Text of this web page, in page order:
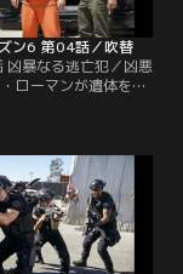
ン6 第04話／吹替
凶暴なる逃亡犯／凶悪
ローマンが遺体を埋
を案内するために刑
るが、仲間がヘリで
を開始する。ストリ
ーチ時代の仲間のミ
ロがLAのSWATに異
トリートは難色を示
昔付き合っていたニ